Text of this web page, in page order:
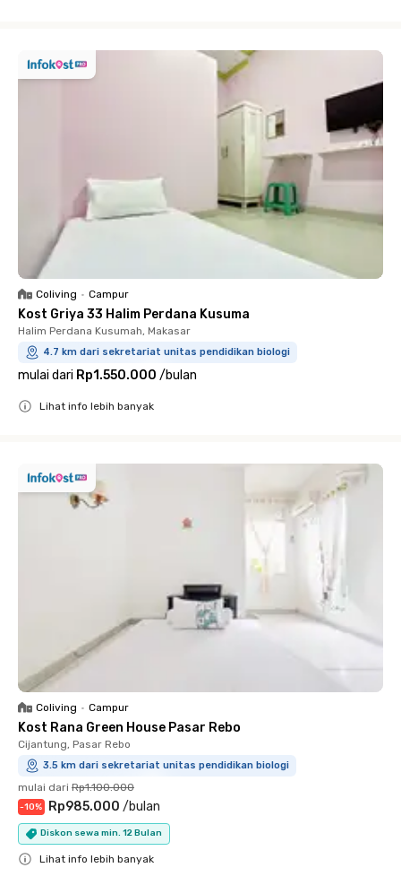
Coliving • Campur
Kost Griya 33 Halim Perdana Kusuma
Halim Perdana Kusumah, Makasar
4.7 km dari sekretariat unitas pendidikan biologi
mulai dari Rp1.550.000 /bulan
Lihat info lebih banyak
Coliving • Campur
Kost Rana Green House Pasar Rebo
Cijantung, Pasar Rebo
3.5 km dari sekretariat unitas pendidikan biologi
mulai dari Rp1.100.000
-10% Rp985.000 /bulan
Diskon sewa min. 12 Bulan
Lihat info lebih banyak